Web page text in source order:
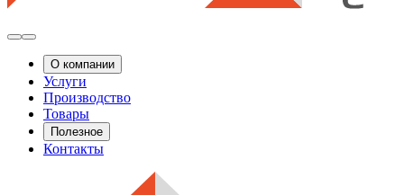
О компании
Услуги
Производство
Товары
Полезное
Контакты